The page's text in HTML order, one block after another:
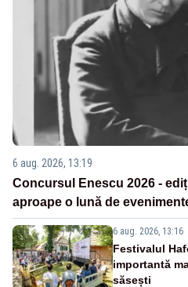
6 aug. 2026, 13:19
Concursul Enescu 2026 -
aproape o lună de
6 aug. 2026, 13:16
Festivalul
importantă
săsești